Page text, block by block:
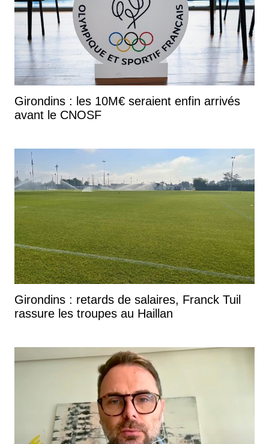
Girondins : les 10M€ seraient enfin arrivés
avant le CNOSF
Girondins : retards de salaires, Franck Tuil
rassure les troupes au Haillan